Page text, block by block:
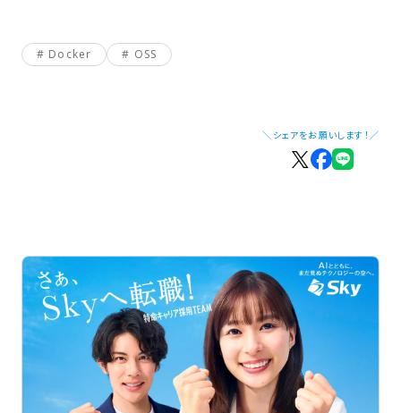
Docker OSS
＼シェアをお願いします！／